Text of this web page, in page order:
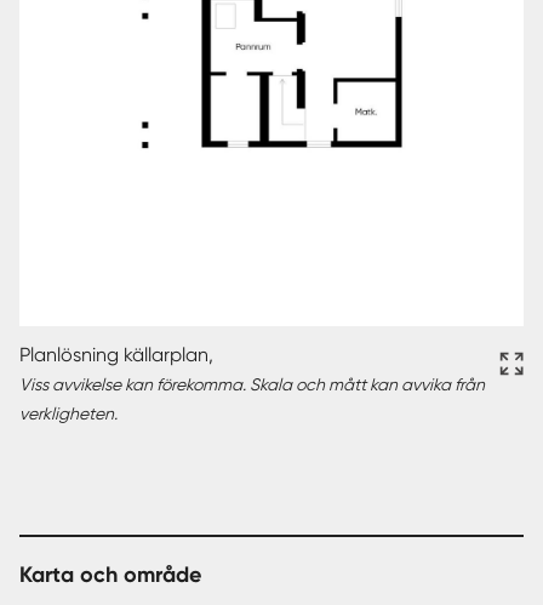
Planlösning källarplan,
Viss avvikelse kan förekomma. Skala och mått kan avvika från
verkligheten.
Karta och område